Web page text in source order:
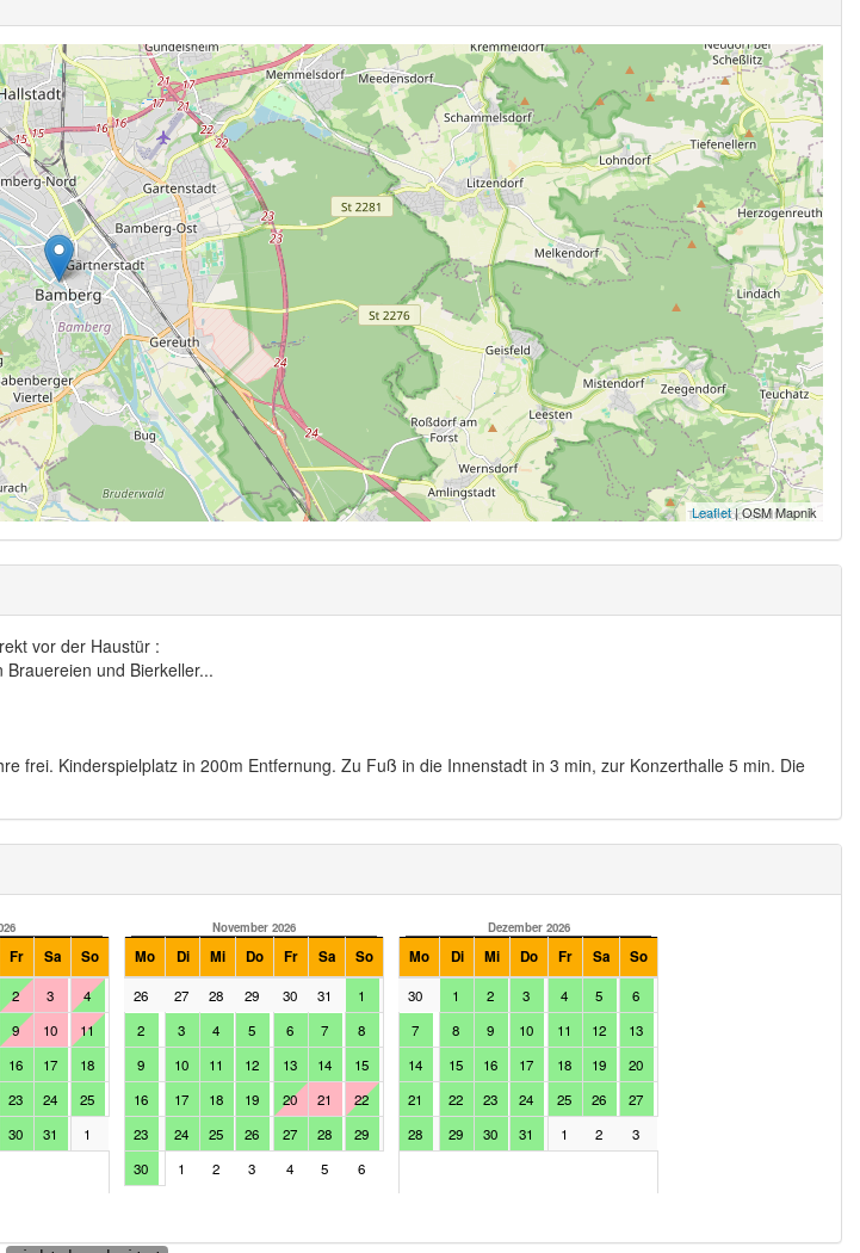
Leaflet| OSM Mapnik
vor der Haustür :
und Bierkeller...
frei. Kinderspielplatz in 200m Entfernung. Zu Fuß in die Innenstadt in 3 min, zur Konzerthalle 5 min. Die
Fr Sa So
2 3
4
9 10
11
16 17
18
23 24
25
30 31 1
November 2026
Mo Di Mi Do Fr Sa So
26 27 28 29 30 31
1
2
3 4 5 6 7
8
9
10 11 12 13 14
15
16
17 18 19 20 21
22
23
24 25 26 27 28
29
30
1 2 3 4 5 6
Dezember 2026
Mo Di Mi Do Fr Sa So
30 1 2 3 4 5
6
7
8 9 10 11 12
13
14
15 16 17 18 19
20
21
22 23 24 25 26
27
28
29 30 31 1 2 3